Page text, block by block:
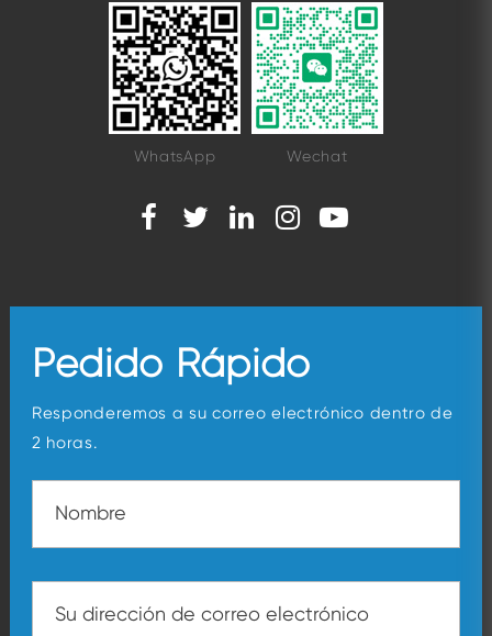
WhatsApp Wechat
Pedido Rápido
Responderemos a su correo electrónico dentro de
2 horas.